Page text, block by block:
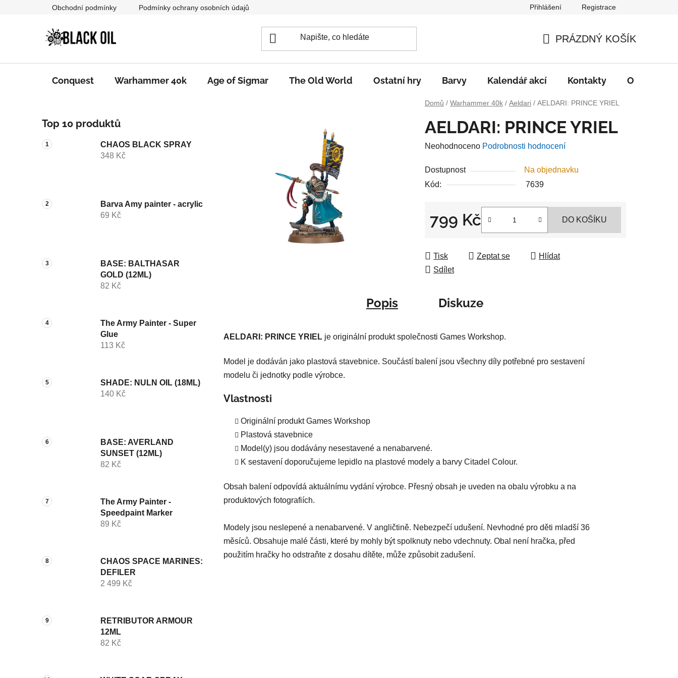
Obchodní podmínky Podmínky ochrany osobních údajů Přihlášení Registrace
KOŠÍK
PRÁZDNÝ KOŠÍK
Conquest Warhammer 40k Age of Sigmar The Old World Ostatní hry Barvy Kalendář akcí Kontakty O nás
Domů / Warhammer 40k / Aeldari / AELDARI: PRINCE YRIEL
o
s
t
n
n
e
Top 10 produktů
CHAOS BLACK SPRAY
348 Kč
Barva Amy painter - acrylic
69 Kč
BASE: BALTHASAR
GOLD (12ML)
82 Kč
The Army Painter - Super
Glue
113 Kč
SHADE: NULN OIL (18ML)
140 Kč
BASE: AVERLAND
SUNSET (12ML)
82 Kč
The Army Painter -
Speedpaint Marker
89 Kč
CHAOS SPACE MARINES:
DEFILER
2 499 Kč
RETRIBUTOR ARMOUR
12ML
82 Kč
AELDARI: PRINCE YRIEL
Průměrné
produktu
je
Neohodnoceno Podrobnosti hodnocení
Dostupnost
Na objednavku
Kód:
7639
799 Kč DO KOŠÍKU
Tisk Zeptat se
Hlídat
Sdílet
Popis Diskuze
AELDARI: PRINCE YRIEL je originální produkt společnosti Games Workshop.
Model je dodáván jako plastová stavebnice. Součástí balení jsou všechny díly potřebné pro sestavení
modelu či jednotky podle výrobce.
Vlastnosti
Originální produkt Games Workshop
Plastová stavebnice
Model(y) jsou dodávány nesestavené a nenabarvené.
K sestavení doporučujeme lepidlo na plastové modely a barvy Citadel Colour.
Obsah balení odpovídá aktuálnímu vydání výrobce. Přesný obsah je uveden na obalu výrobku a na
produktových fotografiích.
Modely jsou neslepené a nenabarvené. V angličtině. Nebezpečí udušení. Nevhodné pro děti mladší 36
měsíců. Obsahuje malé části, které by mohly být spolknuty nebo vdechnuty. Obal není hračka, před
použitím hračky ho odstraňte z dosahu dítěte, může způsobit zadušení.